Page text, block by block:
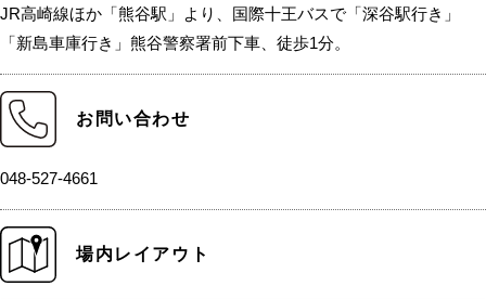
JR高崎線ほか「熊谷駅」より、国際十王バスで「深谷駅行き」
「新島車庫行き」熊谷警察署前下車、徒歩1分。
お問い合わせ
048-527-4661
場内レイアウト